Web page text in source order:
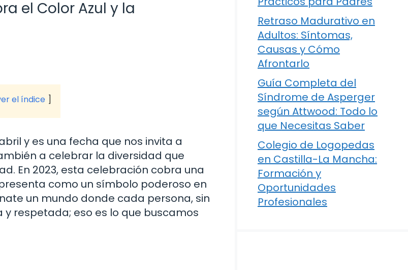
el Color Azul y la
el índice
y es una fecha que nos invita a
a celebrar la diversidad que
En 2023, esta celebración cobra una
como un símbolo poderoso en
un mundo donde cada persona, sin
respetada; eso es lo que buscamos
Retraso Madurativo en
Adultos: Síntomas,
Causas y Cómo
Afrontarlo
Guía Completa del
Síndrome de Asperger
según Attwood: Todo lo
que Necesitas Saber
Colegio de Logopedas
en Castilla-La Mancha:
Formación y
Oportunidades
Profesionales